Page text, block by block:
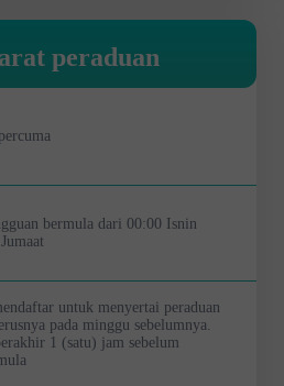
peraduan
bermula dari 00:00 Isnin
untuk menyertai peraduan
pada minggu sebelumnya.
1 (satu) jam sebelum